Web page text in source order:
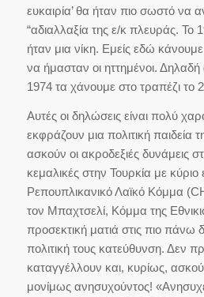
ευκαιρία’ θα ήταν πιο σωστό να
“αδιαλλαξία της ε/κ πλευράς. Το
ήταν μια νίκη. Εμείς εδώ
να ήμασταν οι ηττημένοι.
1974 τα χάνουμε στο τραπέζι το
Αυτές οι δηλώσεις είναι πολύ
εκφράζουν μια πολιτική παιδεία
ασκούν οι ακροδεξιές δυνάμεις
κεμαλικές στην Τουρκία με
Ρεπουπλικανικό Λαϊκό Κόμμα
τον Μπαχτσελί, Κόμμα της
προσεκτική ματιά στις πιο πάνω
πολιτική τους κατεύθυνση. Δεν
καταγγέλλουν και, κυρίως,
μονίμως ανησυχούντος!